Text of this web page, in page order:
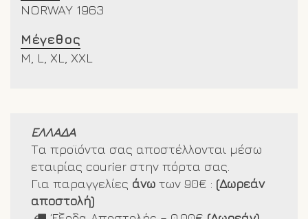
NORWAY 1963
Μέγεθος
M, L, XL, XXL
ΕΛΛΑΔΑ
Τα προϊόντα σας αποστέλλονται μέσω
εταιρίας courier στην πόρτα σας.
Για παραγγελίες άνω των 90€ : (Δωρεάν
αποστολή)